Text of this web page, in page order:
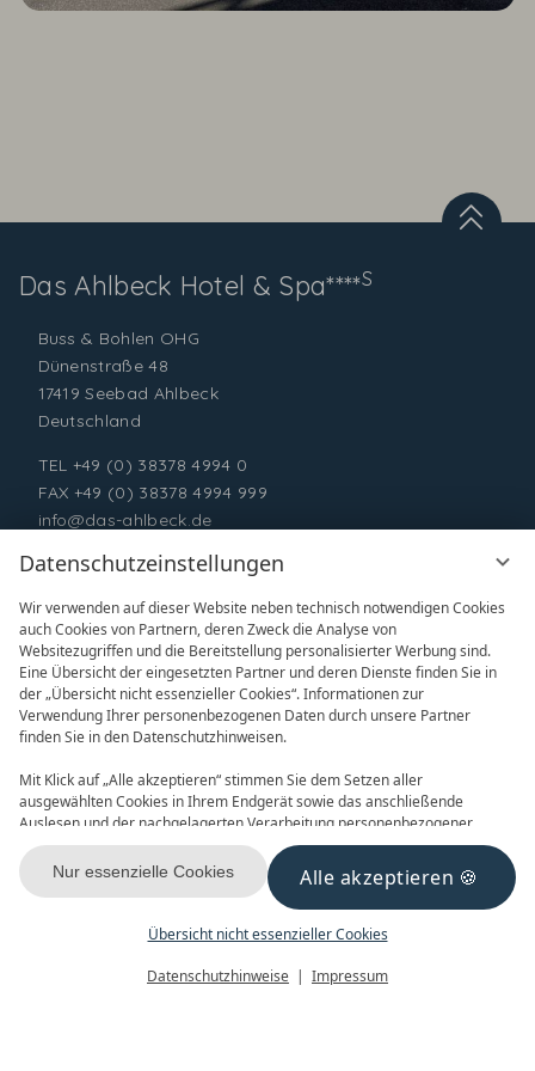
Datenschutzeinstellungen
Wir verwenden auf dieser Website neben technisch notwendigen Cookies
auch Cookies von Partnern, deren Zweck die Analyse von
Websitezugriffen und die Bereitstellung personalisierter Werbung sind.
Eine Übersicht der eingesetzten Partner und deren Dienste finden Sie in
der „Übersicht nicht essenzieller Cookies“. Informationen zur
Verwendung Ihrer personenbezogenen Daten durch unsere Partner
finden Sie in den Datenschutzhinweisen.
Mit Klick auf „Alle akzeptieren“ stimmen Sie dem Setzen aller
ausgewählten Cookies in Ihrem Endgerät sowie das anschließende
Auslesen und der nachgelagerten Verarbeitung personenbezogener
Daten (z.B. Ihrer IP-Adresse) durch uns und unseren Partnern zu. Falls
Sie damit nicht einverstanden sind, klicken Sie bitte auf „Nur essenzielle
Cookies“. Eine individuelle Auswahl können Sie unter „Übersicht nicht
essenzieller Cookies“ tätigen. Sie können Ihre Auswahl im Fußbereich
dieser Website oder in den Datenschutzhinweisen jederzeit aufrufen und
Alle akzeptieren
Nur essenzielle Cookies
Übersicht nicht essenzieller Cookies
Datenschutzhinweise Impressum
GutscheineBuchen
Das Ahlbeck Hotel & Spa****S
Buss & Bohlen OHG
Dünenstraße 48
17419 Seebad Ahlbeck
Deutschland
TEL +49 (0) 38378 4994 0
FAX +49 (0) 38378 4994 999
info@das-ahlbeck.de
ONLINE BUCHEN ANFRAGEN
GUTSCHEINE NEWSLETTER